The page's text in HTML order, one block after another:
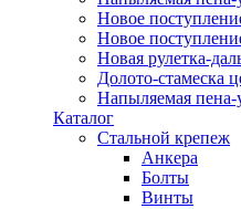
Новое
Новое
Новая рулетка-
Долото-стамеска
Напыляемая
Каталог
Стальной крепеж
Анкера
Болты
Винты